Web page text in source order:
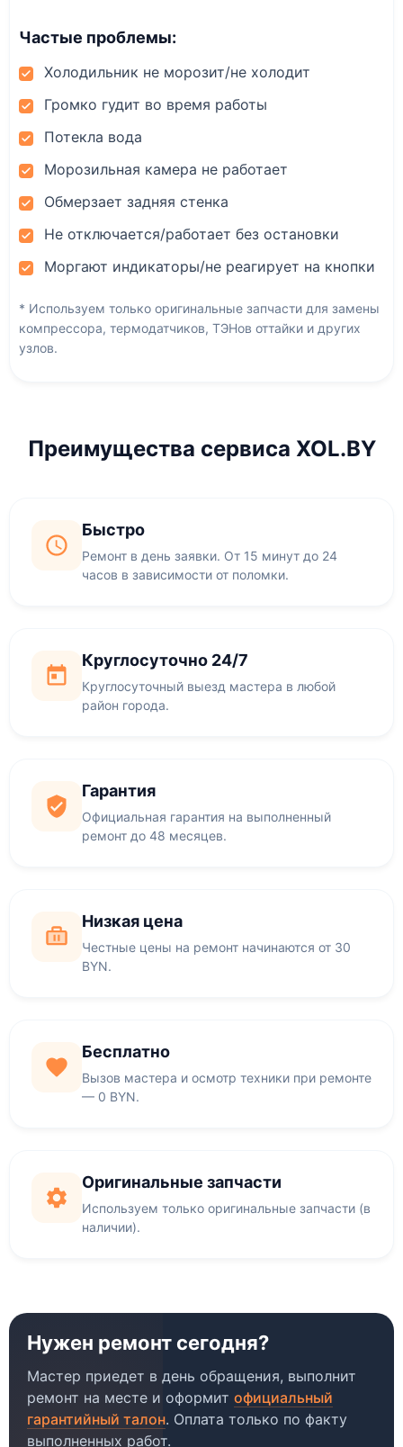
Частые проблемы:
Холодильник не морозит/не холодит
Громко гудит во время работы
Потекла вода
Морозильная камера не работает
Обмерзает задняя стенка
Не отключается/работает без остановки
Моргают индикаторы/не реагирует на кнопки
* Используем только оригинальные запчасти для замены
компрессора, термодатчиков, ТЭНов оттайки и других
узлов.
Преимущества сервиса XOL.BY
Быстро
Ремонт в день заявки. От 15 минут до 24
часов в зависимости от поломки.
Круглосуточно 24/7
Круглосуточный выезд мастера в любой
район города.
Гарантия
Официальная гарантия на выполненный
ремонт до 48 месяцев.
Низкая цена
Честные цены на ремонт начинаются от 30
BYN.
Бесплатно
Вызов мастера и осмотр техники при ремонте
— 0 BYN.
Оригинальные запчасти
Используем только оригинальные запчасти (в
наличии).
Нужен ремонт сегодня?
Мастер приедет в день обращения, выполнит
ремонт на месте и оформит официальный
гарантийный талон. Оплата только по факту
выполненных работ.